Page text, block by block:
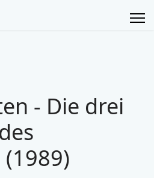
- Die drei